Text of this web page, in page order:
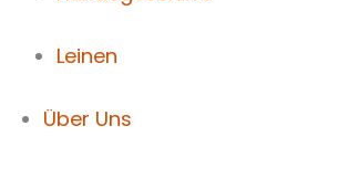
Leinen
Über Uns